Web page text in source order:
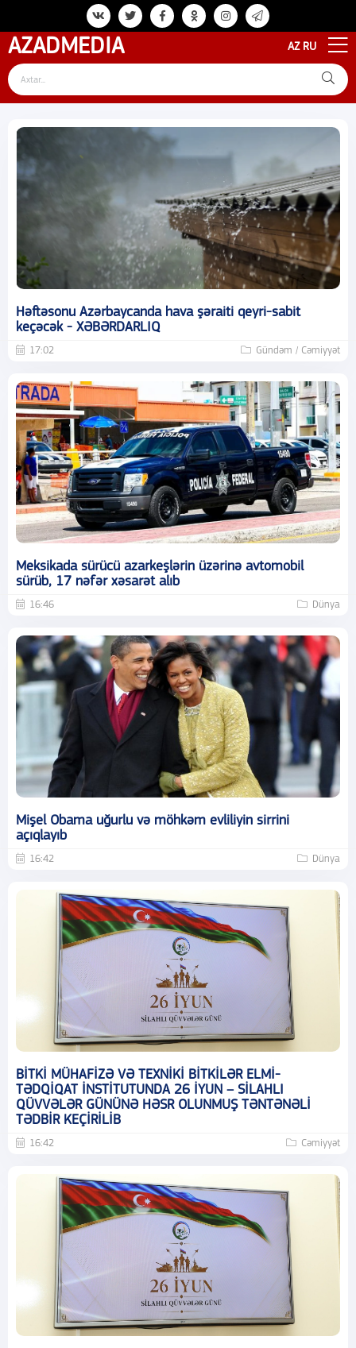
AZADMEDIA AZ RU
Həftəsonu Azərbaycanda hava şəraiti qeyri-sabit
keçəcək - XƏBƏRDARLIQ
17:02 Gündəm / Cəmiyyət
Meksikada sürücü azarkeşlərin üzərinə avtomobil
sürüb, 17 nəfər xəsarət alıb
16:46 Dünya
Mişel Obama uğurlu və möhkəm evliliyin sirrini
açıqlayıb
16:42 Dünya
BİTKİ MÜHAFİZƏ VƏ TEXNİKİ BİTKİLƏR ELMİ-
TƏDQİQAT İNSTİTUTUNDA 26 İYUN – SİLAHLI
QÜVVƏLƏR GÜNÜNƏ HƏSR OLUNMUŞ TƏNTƏNƏLİ
TƏDBİR KEÇİRİLİB
16:42 Cəmiyyət